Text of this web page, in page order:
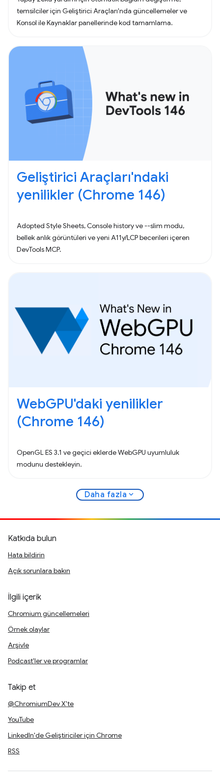
temsilciler için Geliştirici Araçları'nda güncellemeler ve
Konsol ile Kaynaklar panellerinde kod tamamlama.
Geliştirici Araçları'ndaki
yenilikler (Chrome 146)
Adopted Style Sheets, Console history ve --slim modu,
bellek anlık görüntüleri ve yeni A11y/LCP becerileri içeren
DevTools MCP.
WebGPU'daki yenilikler
(Chrome 146)
OpenGL ES 3.1 ve geçici eklerde WebGPU uyumluluk
modunu destekleyin.
Daha fazla expand_more
Katkıda bulun
Hata bildirin
Açık sorunlara bakın
İlgili içerik
Chromium güncellemeleri
Örnek olaylar
Arşivle
Podcast'ler ve programlar
Takip et
@ChromiumDev X'te
YouTube
LinkedIn'de Geliştiriciler için Chrome
RSS